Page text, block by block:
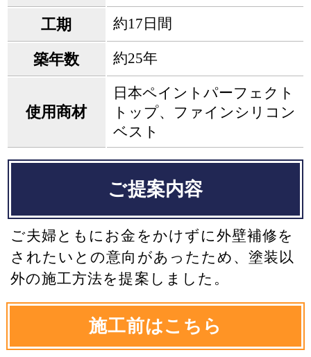
工期 約17日間
築年数 約25年
使用商材
日本ペイントパーフェクト
トップ、ファインシリコン
ベスト
ご提案内容
ご夫婦ともにお金をかけずに外壁補修を
されたいとの意向があったため、塗装以
外の施工方法を提案しました。
施工前はこちら